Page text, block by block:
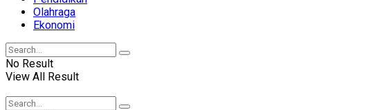
Olahraga
Ekonomi
No Result
View All Result